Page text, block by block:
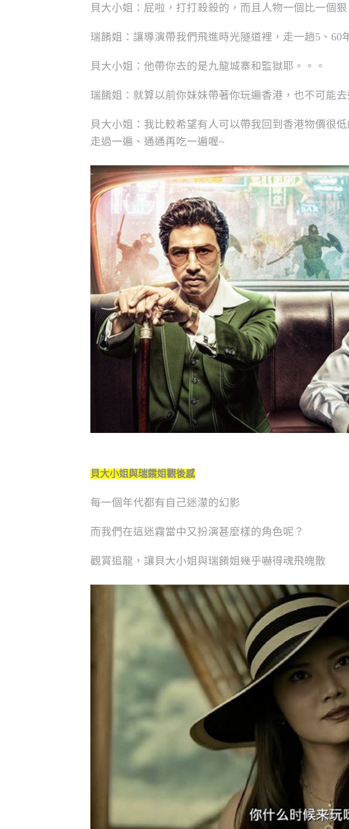
貝大小姐：屁啦，打打殺殺的，而且人物一個比一個
瑞餚姐：讓導演帶我們飛進時光隧道裡，走一趟5、60
貝大小姐：他帶你去的是九龍城寨和監獄耶。。。
瑞餚姐：就算以前你妹妹帶著你玩遍香港，也不可能去
貝大小姐：我比較希望有人可以帶我回到香港物價很
走過一遍、通通再吃一遍喔~
貝大小姐與瑞餚姐觀後感
每一個年代都有自己迷濛的幻影
而我們在這迷霧當中又扮演甚麼樣的角色呢？
觀賞追龍，讓貝大小姐與瑞餚姐幾乎嚇得魂飛魄散